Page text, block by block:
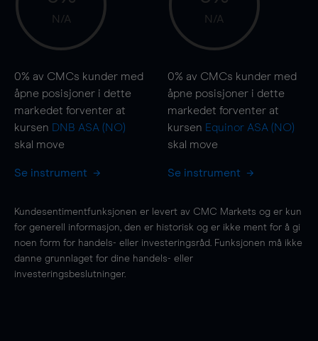
N/A
0% av CMCs kunder med
åpne posisjoner i dette
markedet forventer at
kursen DNB ASA (NO)
skal move
Se instrument
N/A
0% av CMCs kunder med
åpne posisjoner i dette
markedet forventer at
kursen Equinor ASA (NO)
skal move
Se instrument
Kundesentimentfunksjonen er levert av CMC Markets og er kun
for generell informasjon, den er historisk og er ikke ment for å gi
noen form for handels- eller investeringsråd. Funksjonen må ikke
danne grunnlaget for dine handels- eller
investeringsbeslutninger.